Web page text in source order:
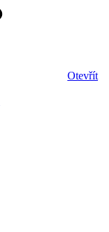
Otevřít